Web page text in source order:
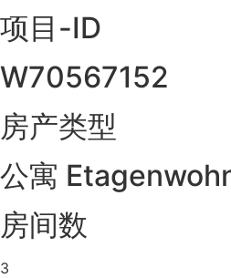
项目-ID
W70567152
房产类型
公寓
房间数
3